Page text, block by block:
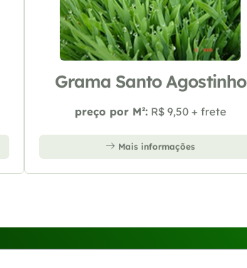
Grama Santo Agostinho
preço por M²: R$ 9,50 + frete
Mais informações